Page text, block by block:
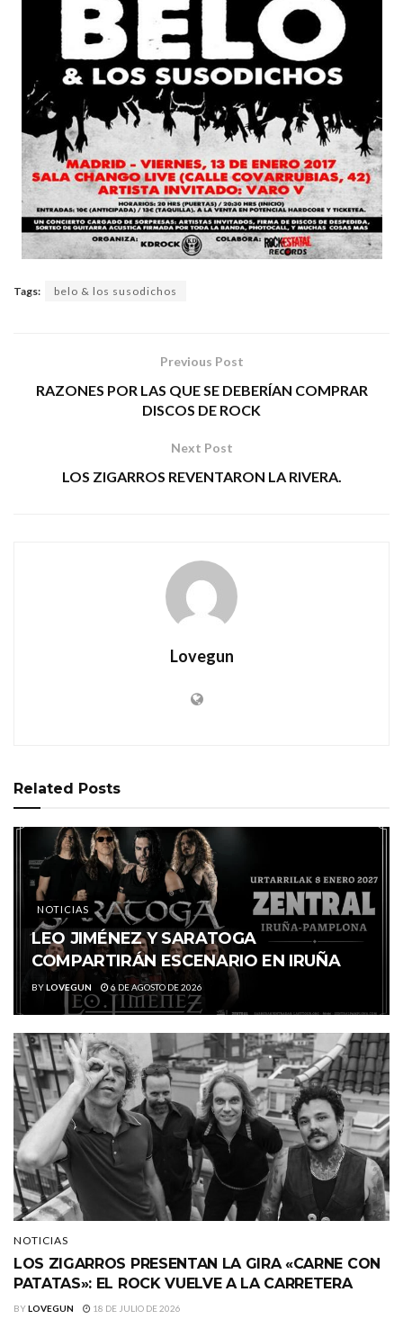
Tags: belo & los susodichos
Previous Post
RAZONES POR LAS QUE SE DEBERÍAN COMPRAR
DISCOS DE ROCK
Next Post
LOS ZIGARROS REVENTARON LA RIVERA.
Lovegun
Related Posts
NOTICIAS
LEO JIMÉNEZ Y SARATOGA
COMPARTIRÁN ESCENARIO EN IRUÑA
BYLOVEGUN 6 DE AGOSTO DE 2026
NOTICIAS
LOS ZIGARROS PRESENTAN LA GIRA «CARNE CON
PATATAS»: EL ROCK VUELVE A LA CARRETERA
BYLOVEGUN 18 DE JULIO DE 2026